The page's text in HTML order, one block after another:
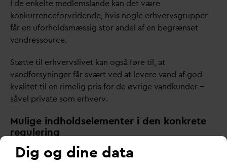
I de enkelte medlemslande kan det være
konkurrenceforvridende, hvis nogle erhvervsgrupper
får en uforholdsmæssig stor andel af en begrænset
vandressource.
Støtte til erhvervslivet kan også føre til, at
vandforsyninger får svært ved at levere vand af god
kvalitet til en rimelig pris for de øvrige vandkunder –
såvel private som erhverv.
Mulige indholdselementer i den konkrete
regulering
Nationale
andressourceplaner skal primært analysere
behovene for and til drikkevand, natur, industri, grøn
Dig og dine data